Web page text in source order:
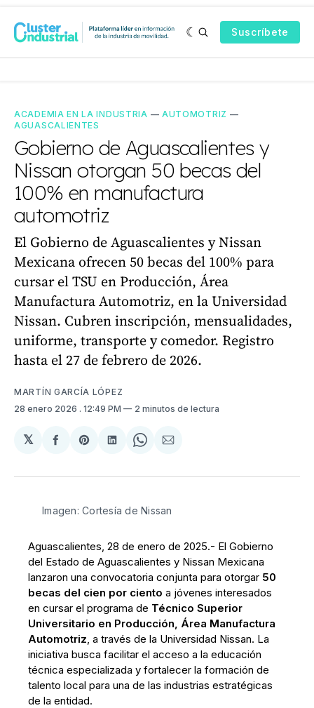
Suscríbete
ACADEMIA EN LA INDUSTRIA — AUTOMOTRIZ —
AGUASCALIENTES
Gobierno de Aguascalientes y
Nissan otorgan 50 becas del
100% en manufactura
automotriz
El Gobierno de Aguascalientes y Nissan
Mexicana ofrecen 50 becas del 100% para
cursar el TSU en Producción, Área
Manufactura Automotriz, en la Universidad
Nissan. Cubren inscripción, mensualidades,
uniforme, transporte y comedor. Registro
hasta el 27 de febrero de 2026.
MARTÍN GARCÍA LÓPEZ
28 enero 2026 . 12:49 PM 2 minutos de lectura
𝕏
Compartir
Facebook
Share
Pinterest
Compartir
LinkedIn
Share
WhatsApp
Compartir
Email
Imagen: Cortesía de Nissan
Aguascalientes, 28 de enero de 2025.- El Gobierno
del Estado de Aguascalientes y Nissan Mexicana
lanzaron una convocatoria conjunta para otorgar 50
becas del cien por ciento a jóvenes interesados
en cursar el programa de Técnico Superior
Universitario en Producción, Área Manufactura
Automotriz, a través de la Universidad Nissan. La
iniciativa busca facilitar el acceso a la educación
técnica especializada y fortalecer la formación de
talento local para una de las industrias estratégicas
de la entidad.